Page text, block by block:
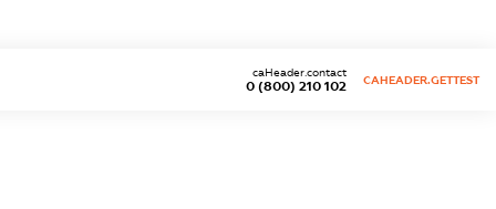
0 (800) 210 102
caHeader.contact
CAHEADER.GETTEST